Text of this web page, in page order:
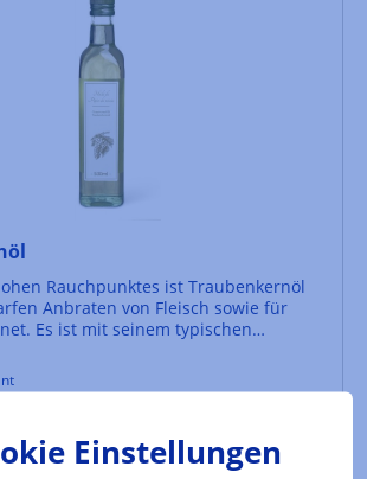
Rauchpunktes ist Traubenkernöl
Anbraten von Fleisch sowie für
Es ist mit seinem typischen